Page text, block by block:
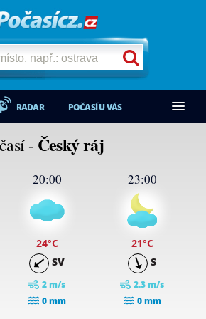
RADAR POČASÍ U VÁS
- Český ráj
20:00
24°C
SV
2 m/s
0 mm
23:00
21°C
S
2.3 m/s
0 mm